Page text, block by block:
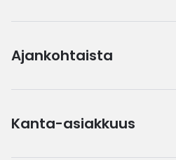
Ajankohtaista
Kanta-asiakkuus